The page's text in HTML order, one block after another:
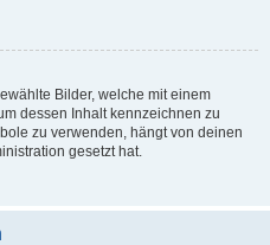
Bilder, welche mit einem
dessen Inhalt kennzeichnen zu
zu verwenden, hängt von deinen
gesetzt hat.